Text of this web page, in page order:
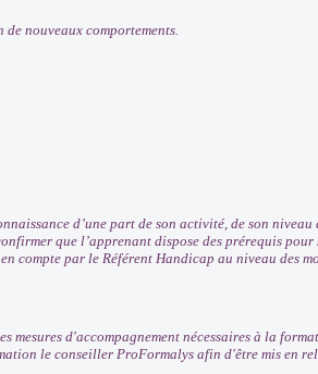
nouveaux comportements.
d’une part de son activité, de son niveau
que l’apprenant dispose des prérequis pour
compte par le Référent Handicap au niveau des
mesures d'accompagnement nécessaires à la
le conseiller ProFormalys afin d'être mis en